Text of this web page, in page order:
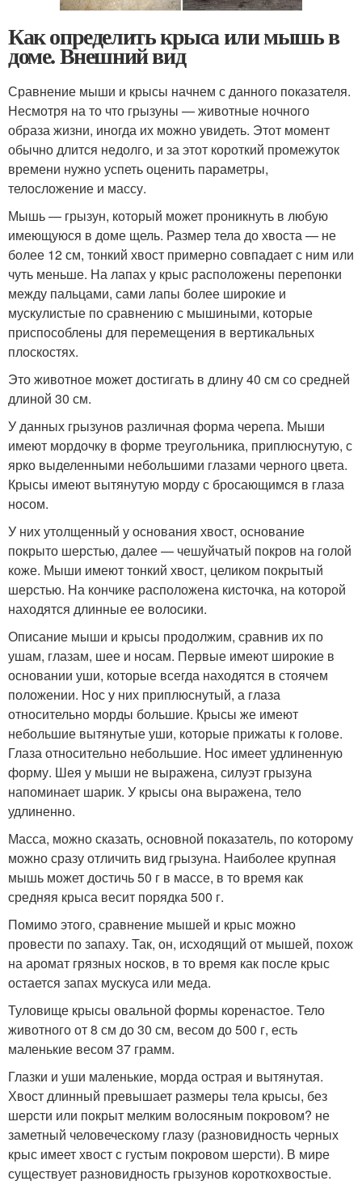
Как определить крыса или мышь в
доме. Внешний вид
Сравнение мыши и крысы начнем с данного показателя.
Несмотря на то что грызуны — животные ночного
образа жизни, иногда их можно увидеть. Этот момент
обычно длится недолго, и за этот короткий промежуток
времени нужно успеть оценить параметры,
телосложение и массу.
Мышь — грызун, который может проникнуть в любую
имеющуюся в доме щель. Размер тела до хвоста — не
более 12 см, тонкий хвост примерно совпадает с ним или
чуть меньше. На лапах у крыс расположены перепонки
между пальцами, сами лапы более широкие и
мускулистые по сравнению с мышиными, которые
приспособлены для перемещения в вертикальных
плоскостях.
Это животное может достигать в длину 40 см со средней
длиной 30 см.
У данных грызунов различная форма черепа. Мыши
имеют мордочку в форме треугольника, приплюснутую, с
ярко выделенными небольшими глазами черного цвета.
Крысы имеют вытянутую морду с бросающимся в глаза
носом.
У них утолщенный у основания хвост, основание
покрыто шерстью, далее — чешуйчатый покров на голой
коже. Мыши имеют тонкий хвост, целиком покрытый
шерстью. На кончике расположена кисточка, на которой
находятся длинные ее волосики.
Описание мыши и крысы продолжим, сравнив их по
ушам, глазам, шее и носам. Первые имеют широкие в
основании уши, которые всегда находятся в стоячем
положении. Нос у них приплюснутый, а глаза
относительно морды большие. Крысы же имеют
небольшие вытянутые уши, которые прижаты к голове.
Глаза относительно небольшие. Нос имеет удлиненную
форму. Шея у мыши не выражена, силуэт грызуна
напоминает шарик. У крысы она выражена, тело
удлиненно.
Масса, можно сказать, основной показатель, по которому
можно сразу отличить вид грызуна. Наиболее крупная
мышь может достичь 50 г в массе, в то время как
средняя крыса весит порядка 500 г.
Помимо этого, сравнение мышей и крыс можно
провести по запаху. Так, он, исходящий от мышей, похож
на аромат грязных носков, в то время как после крыс
остается запах мускуса или меда.
Туловище крысы овальной формы коренастое. Тело
животного от 8 см до 30 см, весом до 500 г, есть
маленькие весом 37 грамм.
Глазки и уши маленькие, морда острая и вытянутая.
Хвост длинный превышает размеры тела крысы, без
шерсти или покрыт мелким волосяным покровом? не
заметный человеческому глазу (разновидность черных
крыс имеет хвост с густым покровом шерсти). В мире
существует разновидность грызунов короткохвостые.